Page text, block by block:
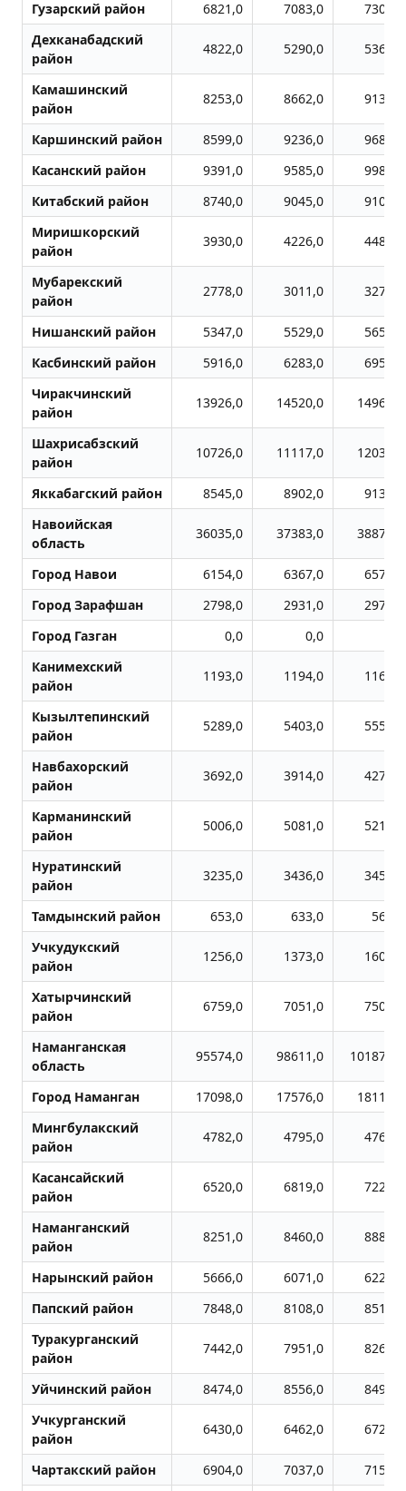
Гузарский район 6821,0 7083,0
7308,0
Дехканабадский
район
4822,0 5290,0 5366,0
Камашинский
район
8253,0 8662,0 9139,0
Каршинский район 8599,0 9236,0
9684,0
Касанский район
9391,0 9585,0
9986,0
Китабский район
8740,0 9045,0
9106,0
Миришкорский
район
3930,0 4226,0 4488,0
Мубарекский
район
2778,0 3011,0 3272,0
Нишанский район 5347,0 5529,0
5652,0
Касбинский район
5916,0 6283,0
6952,0
Чиракчинский
район
13926,0 14520,0 14963,0
Шахрисабзский
район
10726,0 11117,0 12039,0
Яккабагский район 8545,0 8902,0
9130,0
Навоийская
область
36035,0 37383,0 38879,0
Город Навои 6154,0 6367,0
6575,0
Город Заpафшан
2798,0 2931,0
2976,0
Город Газган
0,0 0,0
Канимехский
район
1193,0 1194,0 1168,0
Кызылтепинский
район
5289,0 5403,0 5552,0
Навбахорский
район
3692,0 3914,0 4271,0
Карманинский
район
5006,0 5081,0 5211,0
Нуратинский
район
3235,0 3436,0 3451,0
Тамдынский район 653,0 633,0
560,0
Учкудукский
район
1256,0 1373,0 1606,0
Хатырчинский
район
6759,0 7051,0 7509,0
Наманганская
область
95574,0 98611,0 101878,0
Город Наманган 17098,0 17576,0
18113,0
Мингбулакский
район
4782,0 4795,0 4762,0
Касансайский
район
6520,0 6819,0 7225,0
Наманганский
район
8251,0 8460,0 8881,0
Нарынский район 5666,0 6071,0
6226,0
Папский район
7848,0 8108,0
8519,0
Туракурганский
район
7442,0 7951,0 8266,0
Уйчинский район 8474,0 8556,0
8494,0
Учкурганский
район
6430,0 6462,0 6726,0
Чартакский район 6904,0 7037,0
7158,0